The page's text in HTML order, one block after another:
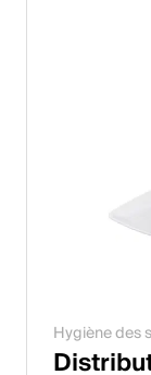
Hygiène des